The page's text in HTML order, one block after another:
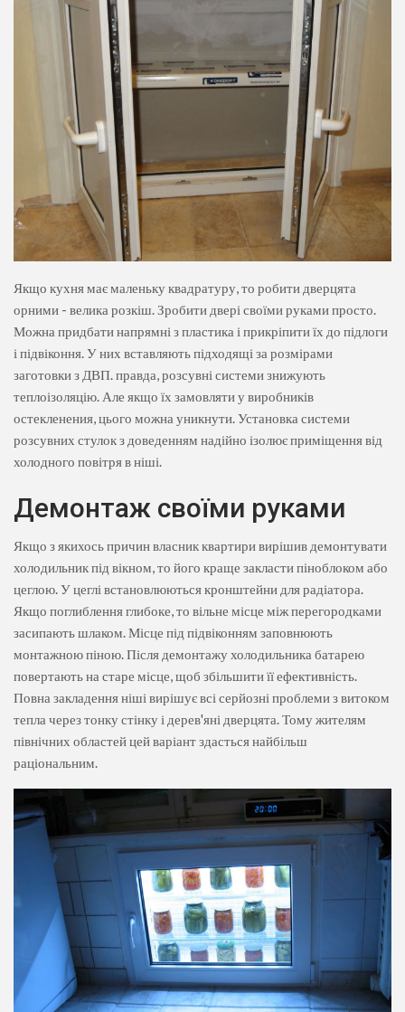
Якщо кухня має маленьку квадратуру, то робити дверцята
орними - велика розкіш. Зробити двері своїми руками просто.
Можна придбати напрямні з пластика і прикріпити їх до підлоги
і підвіконня. У них вставляють підходящі за розмірами
заготовки з ДВП. правда, розсувні системи знижують
теплоізоляцію. Але якщо їх замовляти у виробників
остекленения, цього можна уникнути. Установка системи
розсувних стулок з доведенням надійно ізолює приміщення від
холодного повітря в ніші.
Демонтаж своїми руками
Якщо з якихось причин власник квартири вирішив демонтувати
холодильник під вікном, то його краще закласти піноблоком або
цеглою. У цеглі встановлюються кронштейни для радіатора.
Якщо поглиблення глибоке, то вільне місце між перегородками
засипають шлаком. Місце під підвіконням заповнюють
монтажною піною. Після демонтажу холодильника батарею
повертають на старе місце, щоб збільшити її ефективність.
Повна закладення ніші вирішує всі серйозні проблеми з витоком
тепла через тонку стінку і дерев'яні дверцята. Тому жителям
північних областей цей варіант здасться найбільш
раціональним.